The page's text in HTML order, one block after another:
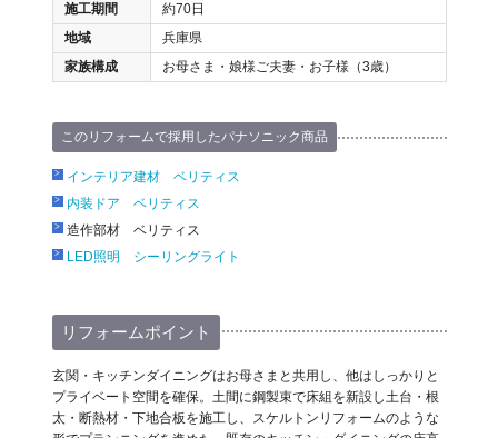
施工期間
約70日
地域
兵庫県
家族構成
お母さま・娘様ご夫妻・お子様（3歳）
このリフォームで採用したパナソニック商品
インテリア建材 ベリティス
内装ドア ベリティス
造作部材 ベリティス
LED照明 シーリングライト
リフォームポイント
玄関・キッチンダイニングはお母さまと共用し、他はしっかりと
プライベート空間を確保。土間に鋼製束で床組を新設し土台・根
太・断熱材・下地合板を施工し、スケルトンリフォームのような